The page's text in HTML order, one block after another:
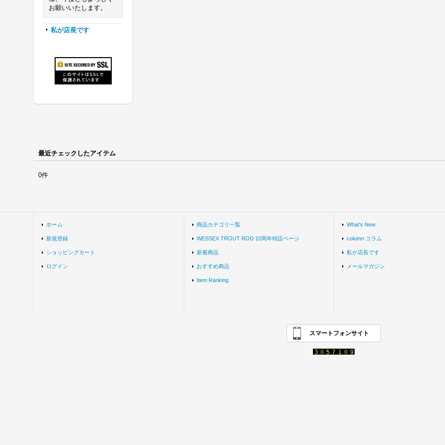
お願いいたします。
私が店長です
最近チェックしたアイテム
0件
ホーム
新規登録
ショッピングカート
ログイン
商品カテゴリ一覧
WESSEX TROUT ROD 10周年特設ページ
新着商品
おすすめ商品
Item Ranking
What's New
column コラム
私が店長です
メールマガジン
スマートフォンサイト